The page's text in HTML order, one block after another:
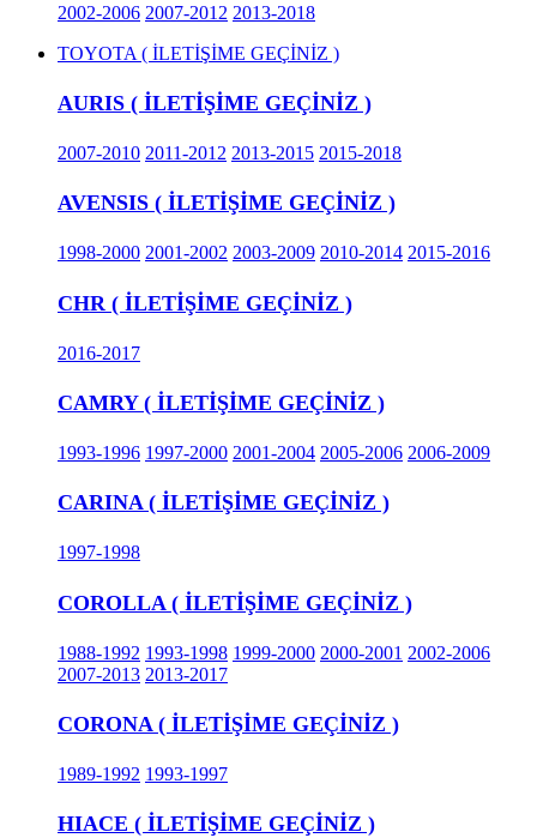
2002-2006 2007-2012 2013-2018
TOYOTA ( İLETİŞİME GEÇİNİZ )
AURIS ( İLETİŞİME GEÇİNİZ )
2007-2010 2011-2012 2013-2015 2015-2018
AVENSIS ( İLETİŞİME GEÇİNİZ )
1998-2000 2001-2002 2003-2009 2010-2014 2015-2016
CHR ( İLETİŞİME GEÇİNİZ )
2016-2017
CAMRY ( İLETİŞİME GEÇİNİZ )
1993-1996 1997-2000 2001-2004 2005-2006 2006-2009
CARINA ( İLETİŞİME GEÇİNİZ )
1997-1998
COROLLA ( İLETİŞİME GEÇİNİZ )
1988-1992 1993-1998 1999-2000 2000-2001 2002-2006
2007-2013 2013-2017
CORONA ( İLETİŞİME GEÇİNİZ )
1989-1992 1993-1997
HIACE ( İLETİŞİME GEÇİNİZ )